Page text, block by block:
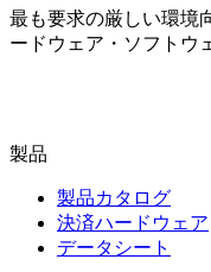
最も要求の厳しい環境
ードウェア・ソフトウ
製品
製品カタログ
決済ハードウェア
データシート